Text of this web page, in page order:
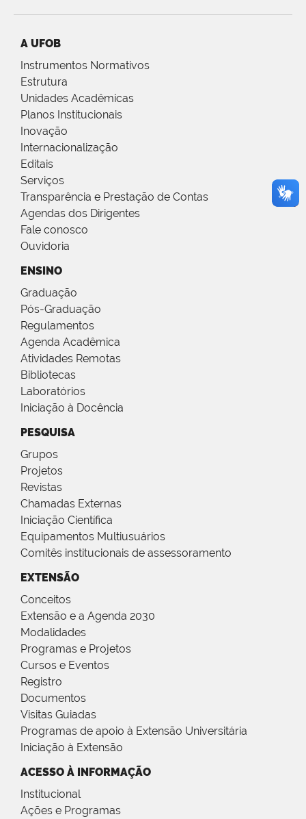
A UFOB
Instrumentos Normativos
Estrutura
Unidades Acadêmicas
Planos Institucionais
Inovação
Internacionalização
Editais
Serviços
Transparência e Prestação de Contas
Agendas dos Dirigentes
Fale conosco
Ouvidoria
ENSINO
Graduação
Pós-Graduação
Regulamentos
Agenda Acadêmica
Atividades Remotas
Bibliotecas
Laboratórios
Iniciação à Docência
PESQUISA
Grupos
Projetos
Revistas
Chamadas Externas
Iniciação Científica
Equipamentos Multiusuários
Comitês institucionais de assessoramento
EXTENSÃO
Conceitos
Extensão e a Agenda 2030
Modalidades
Programas e Projetos
Cursos e Eventos
Registro
Documentos
Visitas Guiadas
Programas de apoio à Extensão Universitária
Iniciação à Extensão
ACESSO À INFORMAÇÃO
Institucional
Ações e Programas